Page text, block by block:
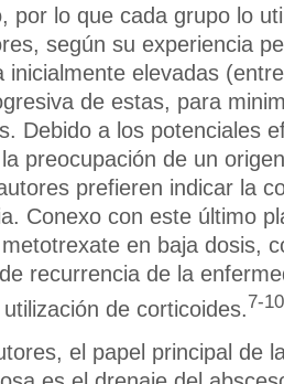
por lo que cada grupo lo
según su experiencia
inicialmente elevadas
de estas, para
Debido a los potenciales
preocupación de un
prefieren indicar la
Conexo con este último
en baja dosis,
recurrencia de la
de corticoides.7-10
el papel principal de